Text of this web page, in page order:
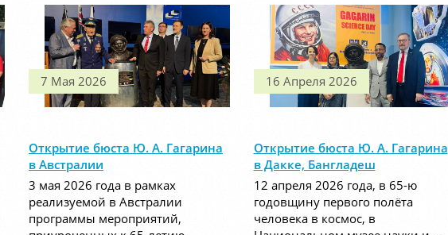
7 Мая 2026
Открытие бюста Ю. А. Гагарина
в Австралии
3 мая 2026 года в рамках
реализуемой в Австралии
программы мероприятий,
16 Апреля 2026
Открытие бюста Ю. А. Гагарина
в Дакке, Бангладеш
12 апреля 2026 года, в 65-ю
годовщину первого полёта
человека в космос, в